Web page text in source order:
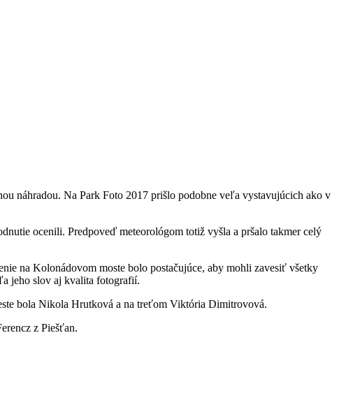
náhradou. Na Park Foto 2017 prišlo podobne veľa vystavujúcich ako v
ocenili. Predpoveď meteorológom totiž vyšla a pršalo takmer celý
na Kolonádovom moste bolo postačujúce, aby mohli zavesiť všetky
jeho slov aj kvalita fotografií.
bola Nikola Hrutková a na treťom Viktória Dimitrovová.
z Piešťan.